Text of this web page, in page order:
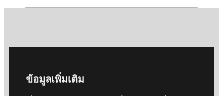
ข้อมูลเพิ่มเติม